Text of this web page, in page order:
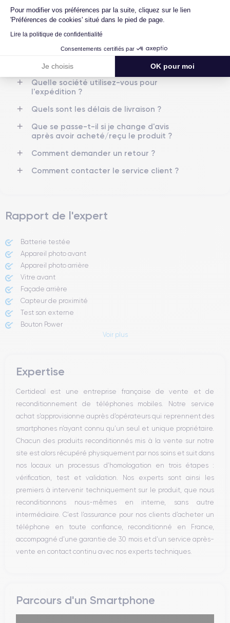
Pour modifier vos préférences par la suite, cliquez sur le lien
'Préférences de cookies' situé dans le pied de page.
Lire la politique de confidentialité
Consentements certifiés par
Je choisis OK pour moi
Nom GPU
GPU 4 cœurs
Fréq. processeur
2.65 GHz
Caméra Frontale
12 MP
Résolution vidéo
4K - 3840x2160px
Recharge rapide
Oui, minimum 20W
Batterie Dual SIM
5G Oui, tous opérateurs
Pour en savoir plus sur les caractéristiques de cet appareil,
Quels sont vos modes de paiement ?
Est-il possible de payer l'iPhone 12 Mini en
plusieurs fois ?
Que se passe-t-il après avoir passé
commande ?
Quelle société utilisez-vous pour
l'expédition ?
Quels sont les délais de livraison ?
Que se passe-t-il si je change d'avis
après avoir acheté/reçu le produit ?
Comment demander un retour ?
Comment contacter le service client ?
Rapport de l'expert
Batterie testée
Appareil photo avant
Appareil photo arrière ​
Vitre avant ​
Façade arrière
Capteur de proximité
Test son externe
Bouton Power
Haut parleur
Bouton Home
Bluetooth
WiFi
Réseau
Vibreur
Prise USB
Voir plus
Expertise
Certideal est une entreprise française de vente et de
reconditionnement de téléphones mobiles. Notre service
achat s’approvisionne auprès d’opérateurs qui reprennent des
smartphones n’ayant connu qu’un seul et unique propriétaire.
Chacun des produits reconditionnés mis à la vente sur notre
site est alors récupéré physiquement par nos soins et suit dans
nos locaux un processus d’homologation en trois étapes :
vérification, test et validation. Nos experts sont ainsi les
premiers à intervenir techniquement sur le produit, que nous
reconditionnons nous-mêmes en interne, sans autre
intermédiaire. C’est l’assurance pour nos clients d’acheter un
téléphone en toute confiance, reconditionné en France,
accompagné d’une garantie de 30 mois et d’un service après-
vente en contact continu avec nos experts techniques.
Parcours d'un Smartphone